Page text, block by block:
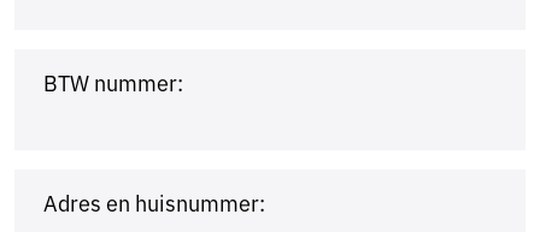
BTW nummer:
Adres en huisnummer: